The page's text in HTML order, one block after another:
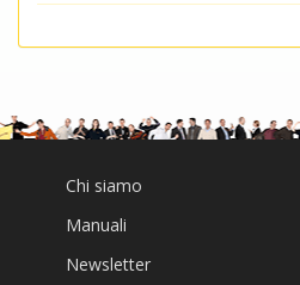
Chi siamo
Manuali
Newsletter